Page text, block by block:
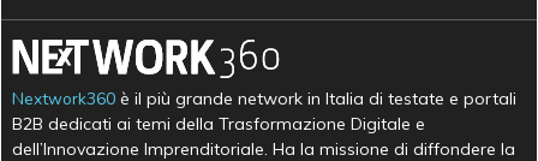
Nextwork360 è il più grande network in Italia di testate e portali
B2B dedicati ai temi della Trasformazione Digitale e
dell’Innovazione Imprenditoriale. Ha la missione di diffondere la